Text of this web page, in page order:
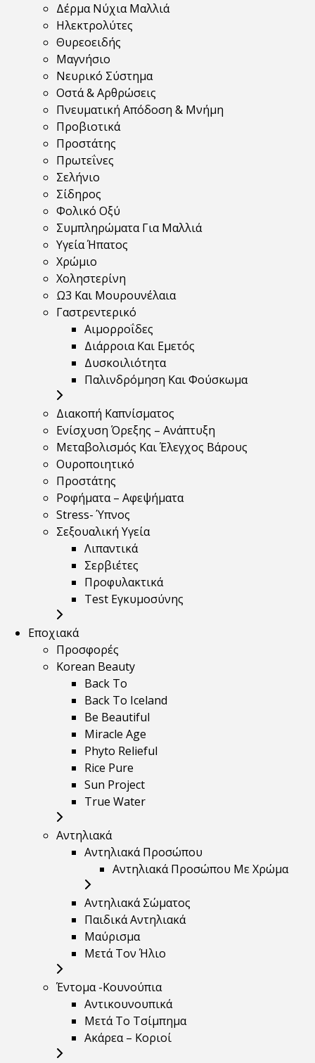
Δέρμα Νύχια Μαλλιά
Ηλεκτρολύτες
Θυρεοειδής
Μαγνήσιο
Νευρικό Σύστημα
Οστά & Αρθρώσεις
Πνευματική Απόδοση & Μνήμη
Προβιοτικά
Προστάτης
Πρωτεΐνες
Σελήνιο
Σίδηρος
Φολικό Οξύ
Συμπληρώματα Για Μαλλιά
Υγεία Ήπατος
Χρώμιο
Χοληστερίνη
Ω3 Και Μουρουνέλαια
Γαστρεντερικό
Αιμορροΐδες
Διάρροια Και Εμετός
Δυσκοιλιότητα
Παλινδρόμηση Και Φούσκωμα
Διακοπή Καπνίσματος
Ενίσχυση Όρεξης – Ανάπτυξη
Μεταβολισμός Και Έλεγχος Βάρους
Ουροποιητικό
Προστάτης
Ροφήματα – Αφεψήματα
Stress- Ύπνος
Σεξουαλική Υγεία
Λιπαντικά
Σερβιέτες
Προφυλακτικά
Test Εγκυμοσύνης
Εποχιακά
Προσφορές
Korean Beauty
Back To
Back To Iceland
Be Beautiful
Miracle Age
Phyto Relieful
Rice Pure
Sun Project
True Water
Αντηλιακά
Αντηλιακά Προσώπου
Αντηλιακά Προσώπου Με Χρώμα
Αντηλιακά Σώματος
Παιδικά Αντηλιακά
Μαύρισμα
Mετά Τον Ήλιο
Έντομα -Κουνούπια
Αντικουνουπικά
Μετά Το Τσίμπημα
Ακάρεα – Κοριοί